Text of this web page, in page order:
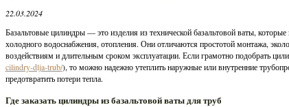
22.03.2024
Базальтовые цилиндры — это изделия из технической базальтовой ваты,
холодного водоснабжения, отопления. Они отличаются простотой монтажа,
воздействиям и длительным сроком эксплуатации. Если грамотно подобрать
cilindry-dlja-trub/), то можно надежно утеплить наружные или внутренние
предотвратить потери тепла.
Где заказать цилиндры из базальтовой ваты для труб